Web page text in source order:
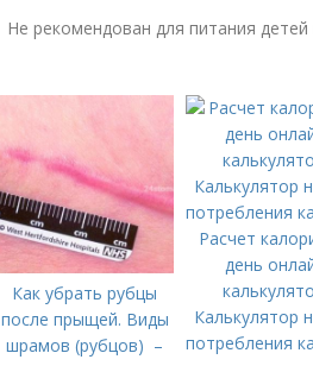
Не рекомендован для питания
Как убрать рубцы
после прыщей. Виды
шрамов (рубцов) –
Расчет
день
Калькулятор
потребления